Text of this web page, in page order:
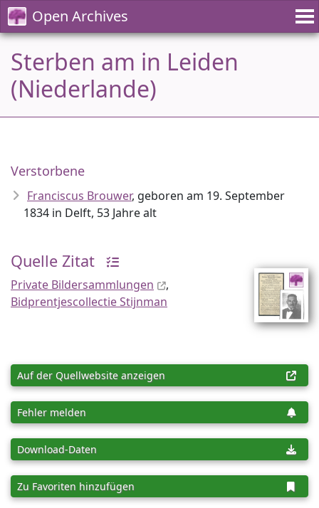
Open Archives
Sterben am in Leiden
(Niederlande)
Verstorbene
Franciscus Brouwer, geboren am 19. September
1834 in Delft, 53 Jahre alt
Quelle Zitat
Private Bildersammlungen
,
Bidprentjescollectie Stijnman
Auf der Quellwebsite anzeigen
Fehler melden
Download-Daten
Zu Favoriten hinzufügen